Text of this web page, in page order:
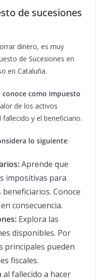
de sucesiones
dinero, es muy
de Sucesiones en
en Cataluña.
como Impuesto
de los activos
y el beneficiario.
lo siguiente:
Aprende que
impositivas para
Conoce
consecuencia.
Explora las
disponibles. Por
principales pueden
fiscales.
al fallecido a hacer